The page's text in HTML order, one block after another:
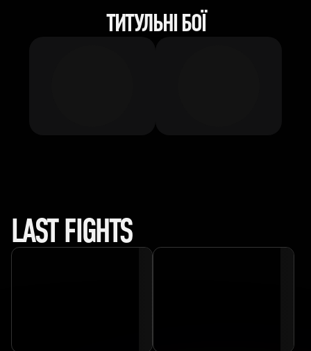
ТИТУЛЬНІ БОЇ
LAST FIGHTS